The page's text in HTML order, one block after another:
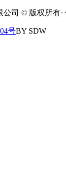
司 © 版权所有·
号BY SDW